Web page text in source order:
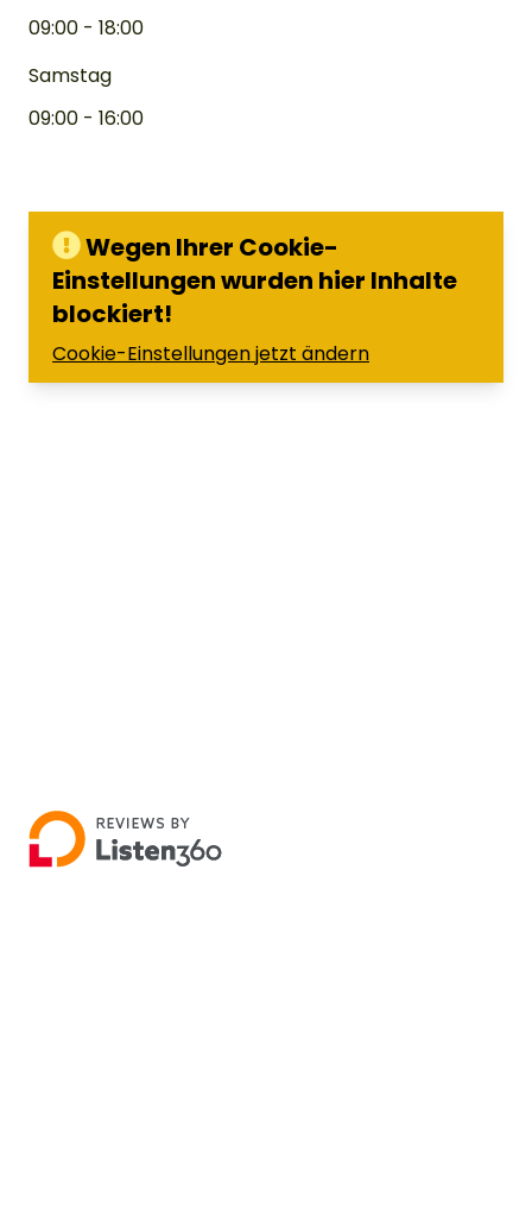
09:00 - 18:00
Samstag
09:00 - 16:00
Wegen Ihrer Cookie-
Einstellungen wurden hier Inhalte
blockiert!
Cookie-Einstellungen jetzt ändern